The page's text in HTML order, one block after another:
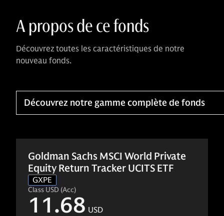
A propos de ce fonds
Découvrez toutes les caractéristiques de notre
nouveau fonds.
Découvrez notre gamme complète de fonds
Goldman Sachs MSCI World Private
Equity Return Tracker UCITS ETF
GXPE
Class USD (Acc)
11.68 USD